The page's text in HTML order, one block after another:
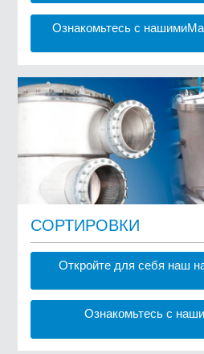
Ознакомьтесь с
СОРТИРОВКИ
Откройте для себя наш
Ознакомьтесь с